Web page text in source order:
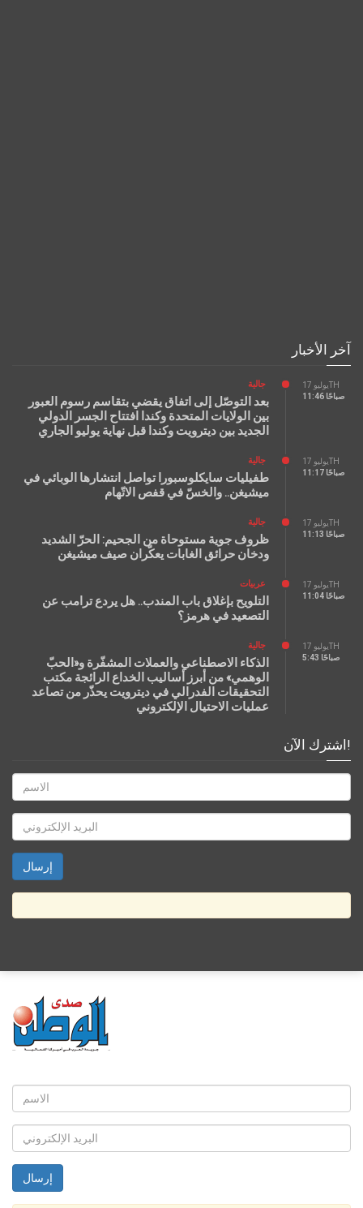
آخر الأخبار
يوليو 17TH
11:46 صباحًا
جالية
بعد التوصّل إلى اتفاق يقضي بتقاسم رسوم العبور
بين الولايات المتحدة وكندا افتتاح الجسر الدولي
الجديد بين ديترويت وكندا قبل نهاية يوليو الجاري
يوليو 17TH
11:17 صباحًا
جالية
طفيليات سايكلوسبورا تواصل انتشارها الوبائي في
ميشيغن.. والخسّ في قفص الاتّهام
يوليو 17TH
11:13 صباحًا
جالية
ظروف جوية مستوحاة من الجحيم: الحرّ الشديد
ودخان حرائق الغابات يعكّران صيف ميشيغن
يوليو 17TH
11:04 صباحًا
عربيات
التلويح بإغلاق باب المندب.. هل يردع ترامب عن
التصعيد في هرمز؟
يوليو 17TH
5:43 صباحًا
جالية
الذكاء الاصطناعي والعملات المشفّرة و«الحبّ
الوهمي» من أبرز أساليب الخداع الرائجة مكتب
التحقيقات الفدرالي في ديترويت يحذّر من تصاعد
عمليات الاحتيال الإلكتروني
اشترك الآن!